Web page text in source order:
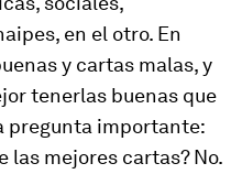
en el otro. En
y cartas malas, y
tenerlas buenas que
pregunta importante:
las mejores cartas? No.